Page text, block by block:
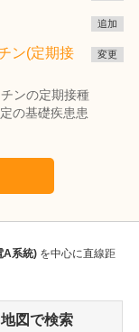
追加
ン(定期接
ンの定期接種
の基礎疾患患
変更
A系統) を中心に直線距
地図で検索